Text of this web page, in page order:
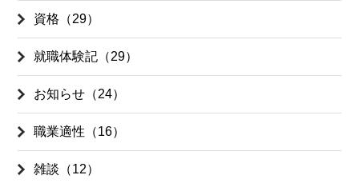
資格（29）
就職体験記（29）
お知らせ（24）
職業適性（16）
雑談（12）